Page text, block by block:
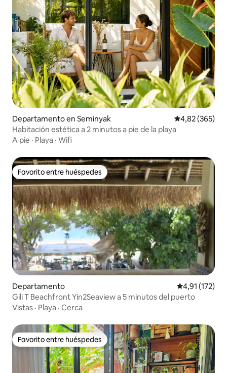
Departamento en Seminyak Calificación
4,82 (365)
Habitación estética a 2 minutos a pie de la playa
A pie · Playa · Wifi
Favorito entre huéspedes
Favorito entre huéspedes
Departamento Calificación
4,91 (172)
Gili T Beachfront Yin2Seaview a 5 minutos del puerto
Vistas · Playa · Cerca
Favorito entre huéspedes
Favorito entre huéspedes